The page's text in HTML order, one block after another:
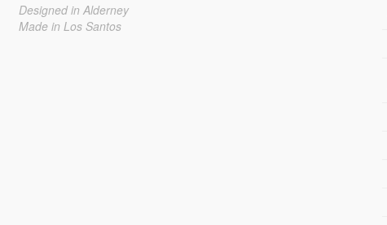
Designed in Alderney
Made in Los Santos